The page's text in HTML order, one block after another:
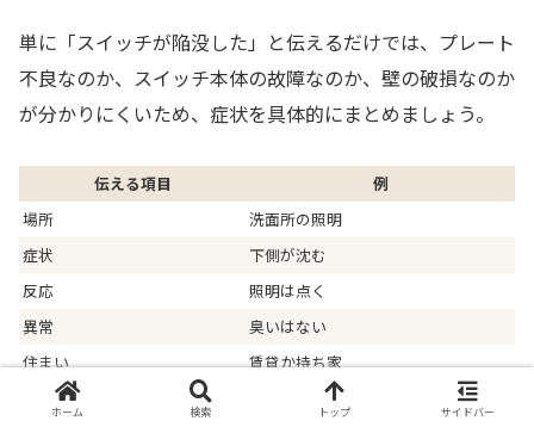
単に「スイッチが陥没した」と伝えるだけでは、プレート
不良なのか、スイッチ本体の故障なのか、壁の破損なのか
が分かりにくいため、症状を具体的にまとめましょう。
伝える項目
例
場所
洗面所の照明
症状
下側が沈む
反応
照明は点く
異常
臭いはない
住まい
賃貸か持ち家
ホーム 検索 トップ サイドバー